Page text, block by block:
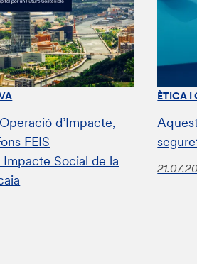
d’Impacte,
FEIS
Impacte Social de la
ÈTICA I